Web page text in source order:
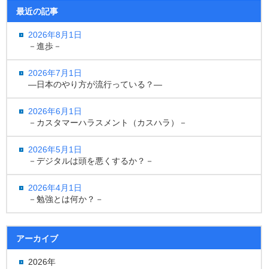
最近の記事
2026年8月1日
－進歩－
2026年7月1日
―日本のやり方が流行っている？―
2026年6月1日
－カスタマーハラスメント（カスハラ）－
2026年5月1日
－デジタルは頭を悪くするか？－
2026年4月1日
－勉強とは何か？－
アーカイブ
2026年